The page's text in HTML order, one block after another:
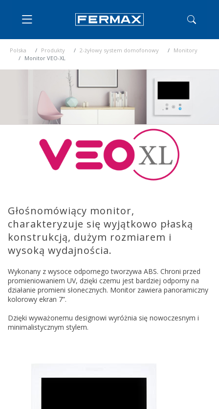
Polska Produkty 2-żyłowy system domofonowy
Monitory
Monitor VEO-XL
Głośnomówiący monitor,
charakteryzuje się wyjątkowo płaską
konstrukcją, dużym rozmiarem i
wysoką wydajnościa.
Wykonany z wysoce odpornego tworzywa ABS. Chroni przed
promieniowaniem UV, dzięki czemu jest bardziej odporny na
działanie promieni słonecznych. Monitor zawiera panoramiczny
kolorowy ekran 7”.
Dzięki wyważonemu designowi wyróżnia się nowoczesnym i
minimalistycznym stylem.